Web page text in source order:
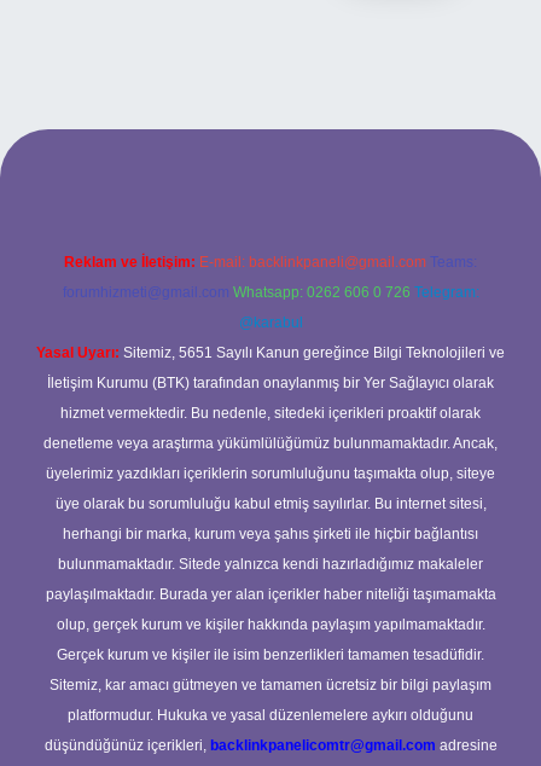
yeni giriş adresi
Reklam ve İletişim: E-mail: backlinkpaneli@gmail.com Teams:
forumhizmeti@gmail.com Whatsapp: 0262 606 0 726 Telegram:
@karabul
Yasal Uyarı: Sitemiz, 5651 Sayılı Kanun gereğince Bilgi Teknolojileri ve
İletişim Kurumu (BTK) tarafından onaylanmış bir Yer Sağlayıcı olarak
hizmet vermektedir. Bu nedenle, sitedeki içerikleri proaktif olarak
denetleme veya araştırma yükümlülüğümüz bulunmamaktadır. Ancak,
üyelerimiz yazdıkları içeriklerin sorumluluğunu taşımakta olup, siteye
üye olarak bu sorumluluğu kabul etmiş sayılırlar. Bu internet sitesi,
herhangi bir marka, kurum veya şahıs şirketi ile hiçbir bağlantısı
bulunmamaktadır. Sitede yalnızca kendi hazırladığımız makaleler
paylaşılmaktadır. Burada yer alan içerikler haber niteliği taşımamakta
olup, gerçek kurum ve kişiler hakkında paylaşım yapılmamaktadır.
Gerçek kurum ve kişiler ile isim benzerlikleri tamamen tesadüfidir.
Sitemiz, kar amacı gütmeyen ve tamamen ücretsiz bir bilgi paylaşım
platformudur. Hukuka ve yasal düzenlemelere aykırı olduğunu
düşündüğünüz içerikleri, backlinkpanelicomtr@gmail.com adresine